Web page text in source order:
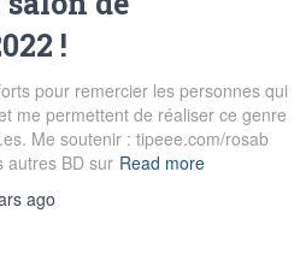
!
pour remercier les personnes qui
me permettent de réaliser ce genre
Me soutenir : tipeee.com/rosab
autres BD sur Read more
ago